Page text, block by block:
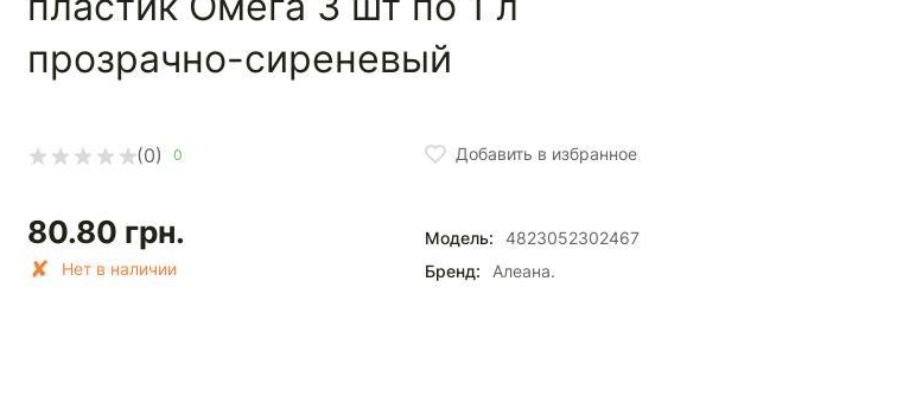
прозрачно-сиреневый
(0) 0
80.80 грн.
Нет в наличии
Добавить в избранное
Модель:
4823052302467
Бренд:
Алеана.